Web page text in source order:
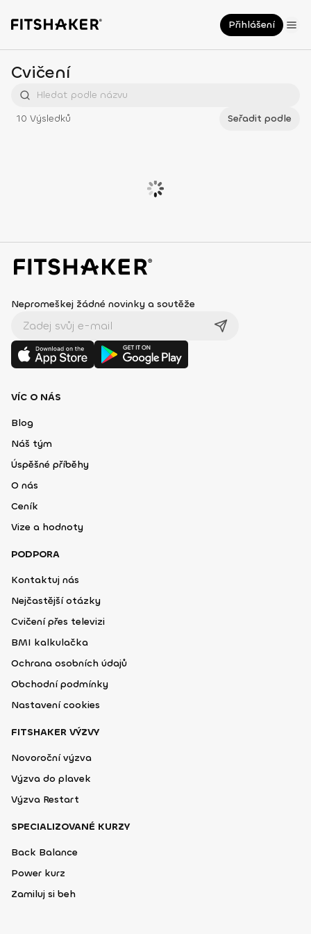
Přihlášení
Cvičení
10 Výsledků Seřadit podle
Nepromeškej žádné novinky a soutěže
VÍC O NÁS
Blog
Náš tým
Úspěšné příběhy
O nás
Ceník
Vize a hodnoty
PODPORA
Kontaktuj nás
Nejčastější otázky
Cvičení přes televizi
BMI kalkulačka
Ochrana osobních údajů
Obchodní podmínky
Nastavení cookies
FITSHAKER VÝZVY
Novoroční výzva
Výzva do plavek
Výzva Restart
SPECIALIZOVANÉ KURZY
Back Balance
Power kurz
Zamiluj si beh